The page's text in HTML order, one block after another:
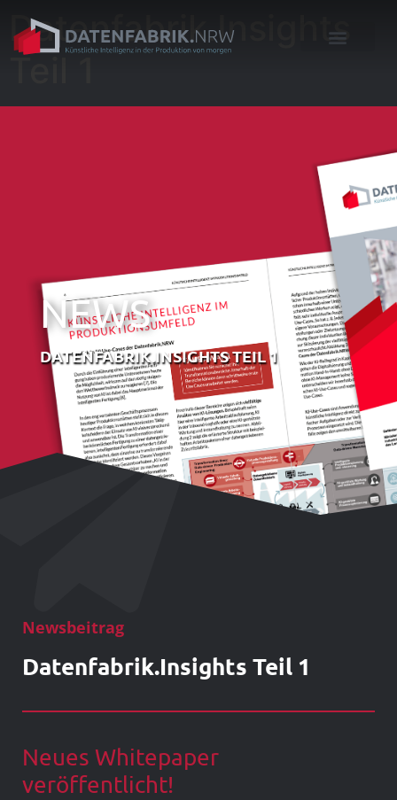
Datenfabrik.Insights
NEWS
DATENFABRIK.INSIGHTS TEIL 1
Newsbeitrag
Datenfabrik.Insights Teil 1
Neues Whitepaper
veröffentlicht!